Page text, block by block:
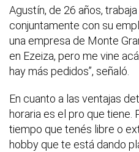
Agustín, de 26 años,
conjuntamente con su
una empresa de Monte
en Ezeiza, pero me vine
hay más pedidos”, señaló.
En cuanto a las ventajas
horaria es el pro que tiene.
tiempo que tenés libre o
hobby que te está dando